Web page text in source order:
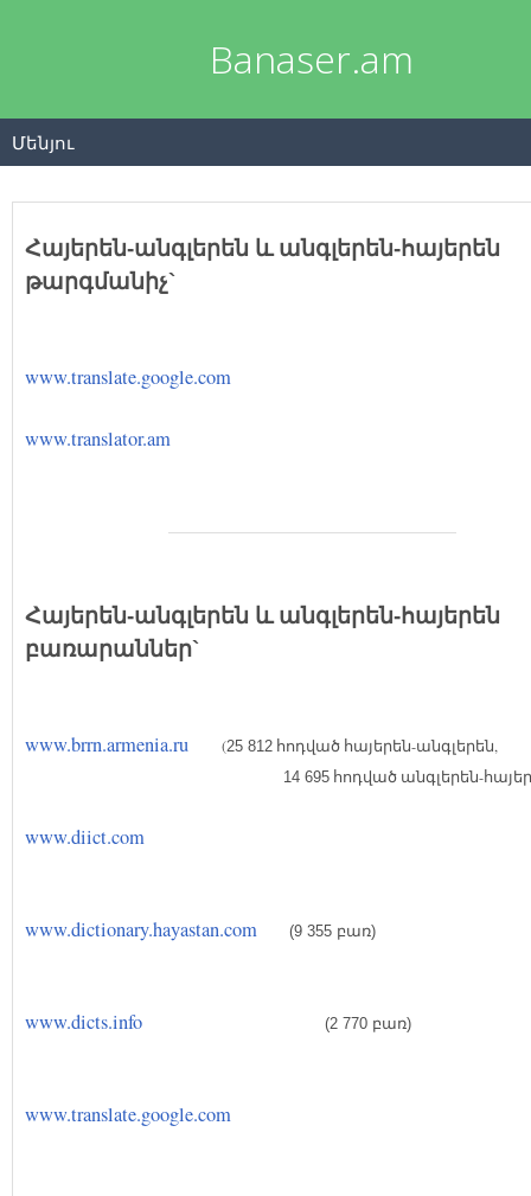
Banaser.am
Մենյու
Հայերեն-անգլերեն և անգլերեն-հայերեն
թարգմանիչ`
www.translate.google.com
www.translator.am
Հայերեն-անգլերեն և անգլերեն-հայերեն
բառարաններ`
www.brrn.armenia.ru (25 812 հոդված հայերեն-անգլերեն,
14 695 հոդված անգլերեն-
www.diict.com
www.dictionary.hayastan.com (9 355 բառ)
www.dicts.info (2 770 բառ)
www.translate.google.com